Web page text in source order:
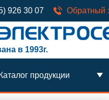
926 30 07 Обратный
в 1993г.
Каталог продукции